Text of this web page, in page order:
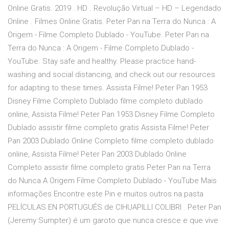
Online Gratis. 2019 . HD . Revolução Virtual – HD – Legendado
Online . Filmes Online Gratis. Peter Pan na Terra do Nunca : A
Origem - Filme Completo Dublado - YouTube. Peter Pan na
Terra do Nunca : A Origem - Filme Completo Dublado -
YouTube. Stay safe and healthy. Please practice hand-
washing and social distancing, and check out our resources
for adapting to these times. Assista Filme! Peter Pan 1953
Disney Filme Completo Dublado filme completo dublado
online, Assista Filme! Peter Pan 1953 Disney Filme Completo
Dublado assistir filme completo gratis Assista Filme! Peter
Pan 2003 Dublado Online Completo filme completo dublado
online, Assista Filme! Peter Pan 2003 Dublado Online
Completo assistir filme completo gratis Peter Pan na Terra
do Nunca A Origem Filme Completo Dublado - YouTube Mais
informações Encontre este Pin e muitos outros na pasta
PELÍCULAS EN PORTUGUÉS de CIHUAPILLI COLIBRI . Peter Pan
(Jeremy Sumpter) é um garoto que nunca cresce e que vive